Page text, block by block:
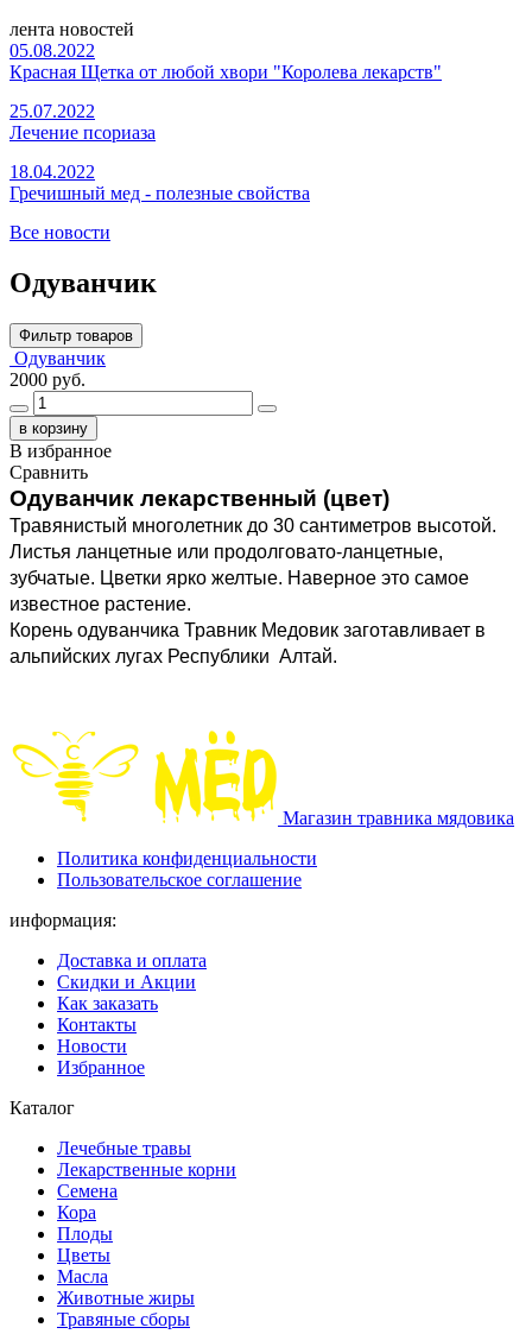
лента новостей
05.08.2022
Красная Щетка от любой хвори "Королева лекарств"
25.07.2022
Лечение псориаза
18.04.2022
Гречишный мед - полезные свойства
Все новости
Одуванчик
Фильтр товаров
Одуванчик
2000 руб.
в корзину
В избранное
Сравнить
Одуванчик лекарственный (цвет)
Травянистый многолетник до 30 сантиметров высотой.
Листья ланцетные или продолговато-ланцетные,
зубчатые. Цветки ярко желтые. Наверное это самое
известное растение.
Корень одуванчика Травник Медовик заготавливает в
альпийских лугах Республики  Алтай.
Магазин травника мядовика
Политика конфиденциальности
Пользовательское соглашение
информация:
Доставка и оплата
Скидки и Акции
Как заказать
Контакты
Новости
Избранное
Каталог
Лечебные травы
Лекарственные корни
Семена
Кора
Плоды
Цветы
Масла
Животные жиры
Травяные сборы